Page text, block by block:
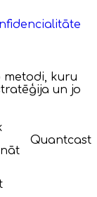
metodi, kuru
un jo
Quantcast